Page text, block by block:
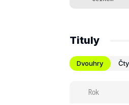
Tituly
Dvouhry
Rok